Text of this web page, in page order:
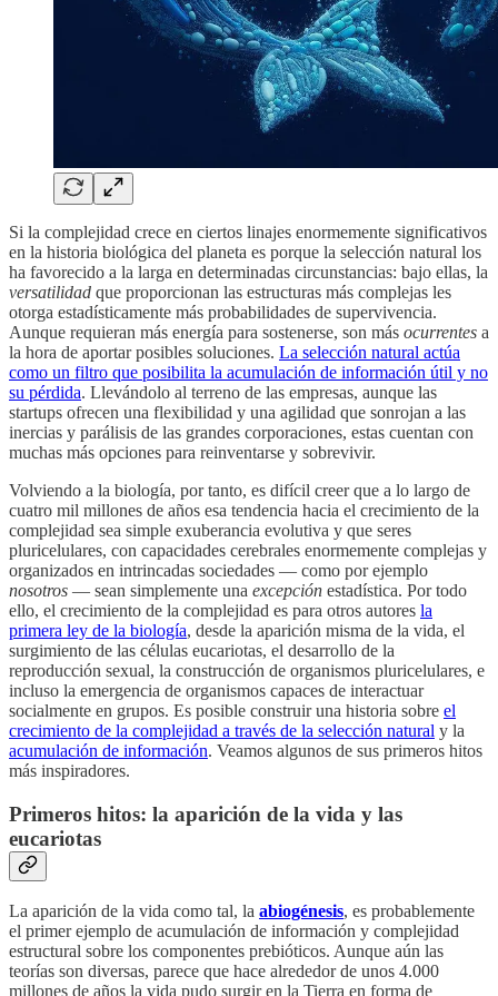
Si la complejidad crece en ciertos linajes enormemente significativos
en la historia biológica del planeta es porque la selección natural los
ha favorecido a la larga en determinadas circunstancias: bajo ellas, la
versatilidad que proporcionan las estructuras más complejas les
otorga estadísticamente más probabilidades de supervivencia.
Aunque requieran más energía para sostenerse, son más ocurrentes a
la hora de aportar posibles soluciones. La selección natural actúa
como un filtro que posibilita la acumulación de información útil y no
su pérdida. Llevándolo al terreno de las empresas, aunque las
startups ofrecen una flexibilidad y una agilidad que sonrojan a las
inercias y parálisis de las grandes corporaciones, estas cuentan con
muchas más opciones para reinventarse y sobrevivir.
Volviendo a la biología, por tanto, es difícil creer que a lo largo de
cuatro mil millones de años esa tendencia hacia el crecimiento de la
complejidad sea simple exuberancia evolutiva y que seres
pluricelulares, con capacidades cerebrales enormemente complejas y
organizados en intrincadas sociedades — como por ejemplo
nosotros — sean simplemente una excepción estadística. Por todo
ello, el crecimiento de la complejidad es para otros autores la
primera ley de la biología, desde la aparición misma de la vida, el
surgimiento de las células eucariotas, el desarrollo de la
reproducción sexual, la construcción de organismos pluricelulares, e
incluso la emergencia de organismos capaces de interactuar
socialmente en grupos. Es posible construir una historia sobre el
crecimiento de la complejidad a través de la selección natural y la
acumulación de información. Veamos algunos de sus primeros hitos
más inspiradores.
Primeros hitos: la aparición de la vida y las
eucariotas
La aparición de la vida como tal, la abiogénesis, es probablemente
el primer ejemplo de acumulación de información y complejidad
estructural sobre los componentes prebióticos. Aunque aún las
teorías son diversas, parece que hace alrededor de unos 4.000
millones de años la vida pudo surgir en la Tierra en forma de